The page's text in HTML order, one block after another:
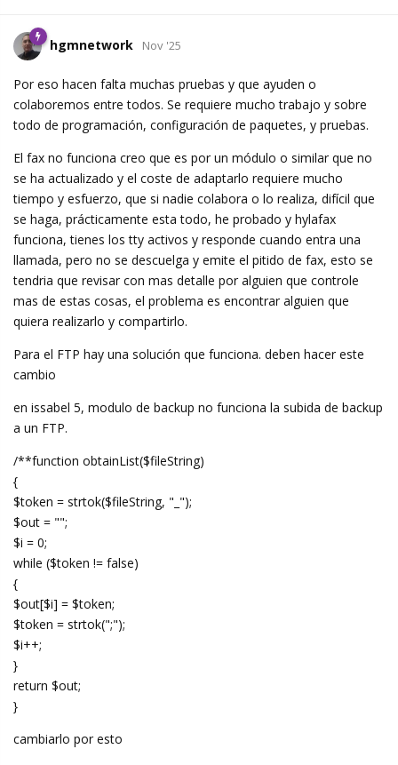
hgmnetwork Nov '25
Por eso hacen falta muchas pruebas y que ayuden o
colaboremos entre todos. Se requiere mucho trabajo y sobre
todo de programación, configuración de paquetes, y pruebas.
El fax no funciona creo que es por un módulo o similar que no
se ha actualizado y el coste de adaptarlo requiere mucho
tiempo y esfuerzo, que si nadie colabora o lo realiza, difícil que
se haga, prácticamente esta todo, he probado y hylafax
funciona, tienes los tty activos y responde cuando entra una
llamada, pero no se descuelga y emite el pitido de fax, esto se
tendria que revisar con mas detalle por alguien que controle
mas de estas cosas, el problema es encontrar alguien que
quiera realizarlo y compartirlo.
Para el FTP hay una solución que funciona. deben hacer este
cambio
en issabel 5, modulo de backup no funciona la subida de backup
a un FTP.
/**function obtainList($fileString)
{
$token = strtok($fileString, "_");
$out = "";
$i = 0;
while ($token != false)
{
$out[$i] = $token;
$token = strtok(";");
$i++;
}
return $out;
}
cambiarlo por esto